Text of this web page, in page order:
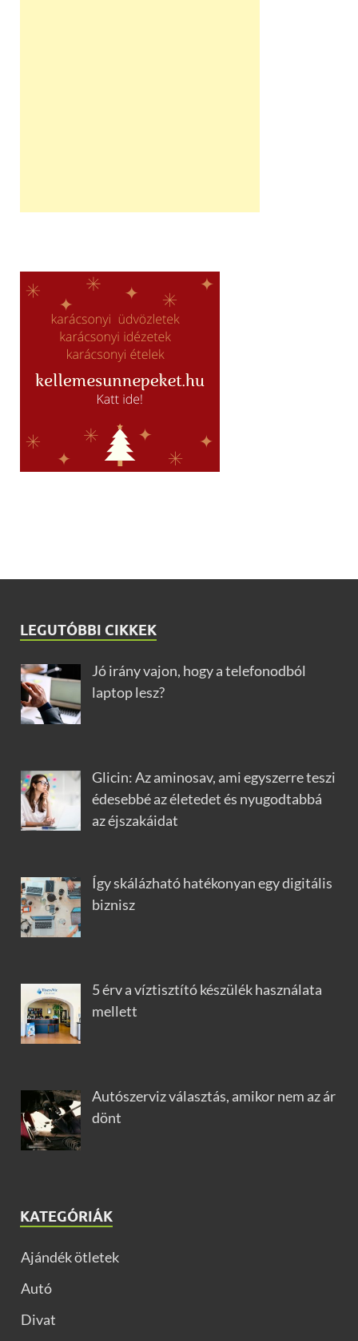
LEGUTÓBBI CIKKEK
Jó irány vajon, hogy a telefonodból
laptop lesz?
Glicin: Az aminosav, ami egyszerre teszi
édesebbé az életedet és nyugodtabbá
az éjszakáidat
Így skálázható hatékonyan egy digitális
biznisz
5 érv a víztisztító készülék használata
mellett
Autószerviz választás, amikor nem az ár
dönt
KATEGÓRIÁK
Ajándék ötletek
Autó
Divat